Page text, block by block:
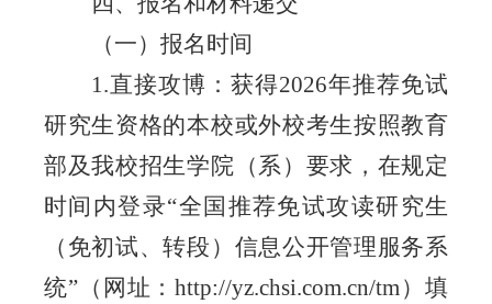
（一）报名时间
1.直接攻博 ： 获得2026年推荐免试
研究生资格的本校或外校考生按照教育
部及我校招生学院（系）要求，在规定
时间内登录“全国推荐免试攻读研究生
（免初试、转段）信息公开管理服务系
统”（网址：http://yz.chsi.com.cn/tm）填